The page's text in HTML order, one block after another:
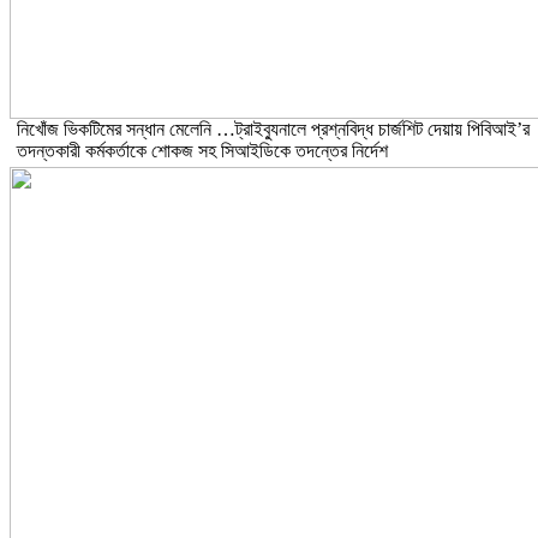
নিখোঁজ ভিকটিমের সন্ধান মেলেনি …ট্রাইব্যুনালে প্রশ্নবিদ্ধ চার্জশিট দেয়ায় পিবিআই’র
তদন্তকারী কর্মকর্তাকে শোকজ সহ সিআইডিকে তদন্তের নির্দেশ